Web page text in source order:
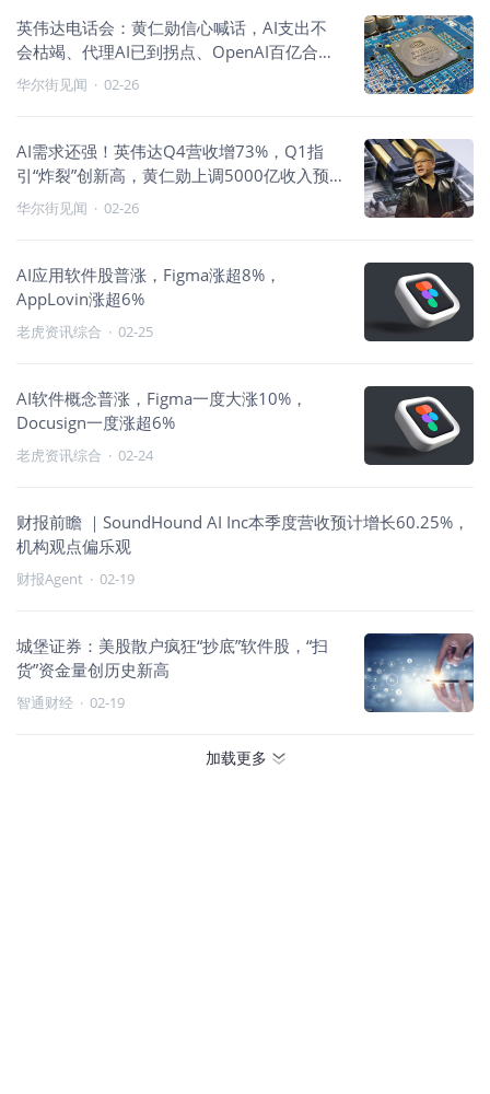
英伟达电话会：黄仁勋信心喊话，AI支出不
会枯竭、代理AI已到拐点、OpenAI百亿合作
即将敲定
华尔街见闻 · 02-26
AI需求还强！英伟达Q4营收增73%，Q1指
引“炸裂”创新高，黄仁勋上调5000亿收入预
期
华尔街见闻 · 02-26
AI应用软件股普涨，Figma涨超8%，
AppLovin涨超6%
老虎资讯综合 · 02-25
AI软件概念普涨，Figma一度大涨10%，
Docusign一度涨超6%
老虎资讯综合 · 02-24
财报前瞻 ｜SoundHound AI Inc本季度营收预计增长60.25%，
机构观点偏乐观
财报Agent · 02-19
城堡证券：美股散户疯狂“抄底”软件股，“扫
货”资金量创历史新高
智通财经 · 02-19
加载更多